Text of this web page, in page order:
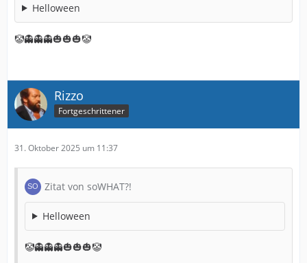
Helloween
🤡👻👻👻🎃🎃🎃🤡
Rizzo
Fortgeschrittener
31. Oktober 2025 um 11:37
Zitat von soWHAT?!
Helloween
🤡👻👻👻🎃🎃🎃🤡